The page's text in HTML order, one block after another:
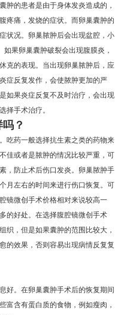
肿的患者是由于身体发炎造成的，
疼痛，发烧的症状。而卵巢囊肿的
状况。卵巢脓肿后会出现盆腔，小
果卵巢囊肿破裂会出现腹膜炎，
克的表现。当出现卵巢脓肿后，应
症反复发作，会使脓肿更加的严
如果炎症反复不及时治疗，会出现
择手术治疗。
？
吃药一般选择抗生素之类的药物来
佳或者是脓肿的情况比较严重，可
，防止术后伤口发炎。卵巢脓肿手
月左右的时间来进行伤口恢复。可
镜微创手术价格相对来说较高一
的好处。在选择腹腔镜微创手术
织，但是如果囊肿的范围比较大，
的效果，否则容易出现病情反复复
好。在卵巢囊肿手术后的恢复期间
富含有蛋白质的食物，例如瘦肉，